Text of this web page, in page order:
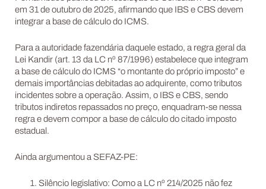
em 31 de outubro de 2025, afirmando que IBS e CBS devem
integrar a base de cálculo do ICMS.
Para a autoridade fazendária daquele estado, a regra geral da
Lei Kandir (art. 13 da LC nº 87/1996) estabelece que integram
a base de cálculo do ICMS “o montante do próprio imposto” e
demais importâncias debitadas ao adquirente, como tributos
incidentes sobre a operação. Assim, o IBS e CBS, sendo
tributos indiretos repassados no preço, enquadram-se nessa
regra e devem compor a base de cálculo do citado imposto
estadual.
Ainda argumentou a SEFAZ-PE:
Silêncio legislativo: Como a LC nº 214/2025 não fez